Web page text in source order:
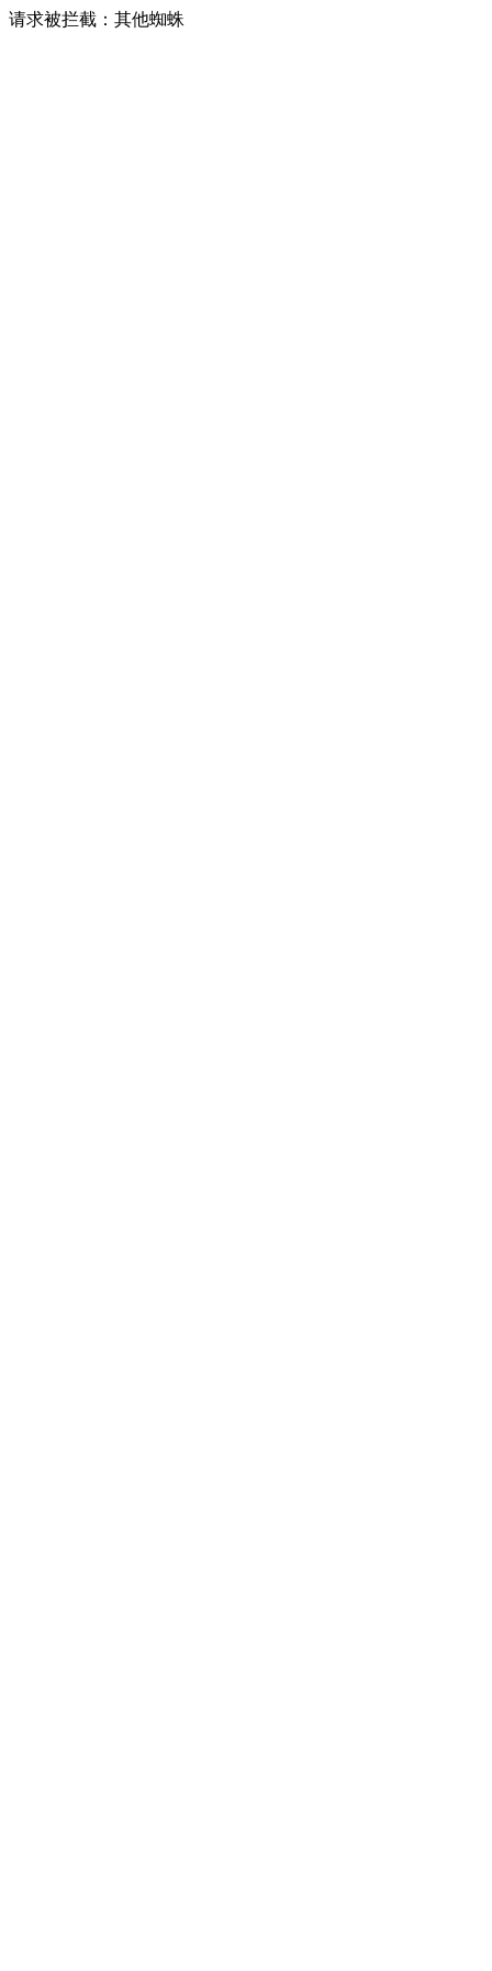
请求被拦截：其他蜘蛛